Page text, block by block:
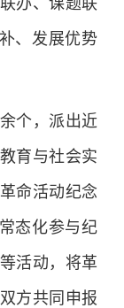
、发展优势
个，派出近
育与社会实
命活动纪念
态化参与纪
活动，将革
方共同申报